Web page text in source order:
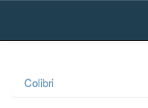
Skip
Colibri